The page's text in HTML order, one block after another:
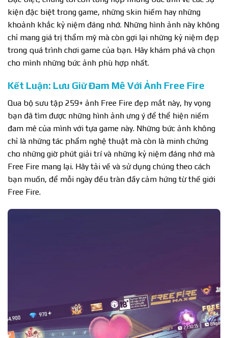
kiện đặc biệt trong game, những skin hiếm hay những
khoảnh khắc kỷ niệm đáng nhớ. Những hình ảnh này không
chỉ mang giá trị thẩm mỹ mà còn gợi lại những kỷ niệm đẹp
trong quá trình chơi game của bạn. Hãy khám phá và chọn
cho mình những bức ảnh phù hợp nhất.
Kết Luận: Lưu Giữ Đam Mê Với Ảnh Free Fire
Qua bộ sưu tập 259+ ảnh Free Fire đẹp mắt này, hy vọng
bạn đã tìm được những hình ảnh ưng ý để thể hiện niềm
đam mê của mình với tựa game này. Những bức ảnh không
chỉ là những tác phẩm nghệ thuật mà còn là minh chứng
cho những giờ phút giải trí và những kỷ niệm đáng nhớ mà
Free Fire mang lại. Hãy tải về và sử dụng chúng theo cách
bạn muốn, để mỗi ngày đều tràn đầy cảm hứng từ thế giới
Free Fire.